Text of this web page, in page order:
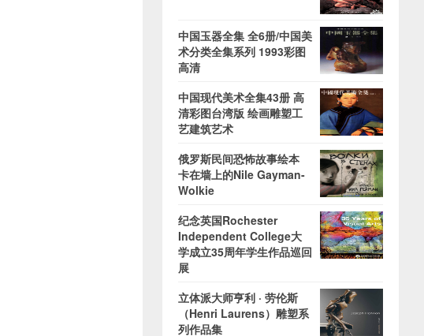
中国玉器全集 全6册/中国美
术分类全集系列 1993彩图
高清
中国现代美术全集43册 高
清彩图台湾版 绘画雕塑工
艺建筑艺术
俄罗斯民间恐怖故事绘本
卡在墙上的Nile Gayman-
Wolkie
纪念英国Rochester
Independent College大
学成立35周年学生作品巡回
展
立体派大师亨利 · 劳伦斯
（Henri Laurens）雕塑系
列作品集